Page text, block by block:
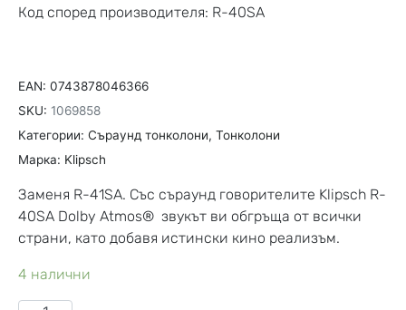
Код според производителя: R-40SA
EAN: 0743878046366
SKU: 1069858
Категории: Съраунд тонколони, Тонколони
Марка: Klipsch
Заменя R-41SA. Със съраунд говорителите Klipsch R-
40SA Dolby Atmos® звукът ви обгръща от всички
страни, като добавя истински кино реализъм.
4 налични